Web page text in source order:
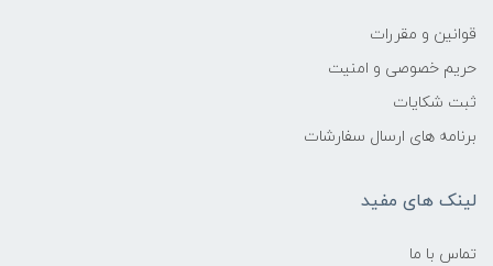
قوانین و مقررات
حریم خصوصی و امنیت
ثبت شکایات
برنامه های ارسال سفارشات
لینک های مفید
تماس با ما